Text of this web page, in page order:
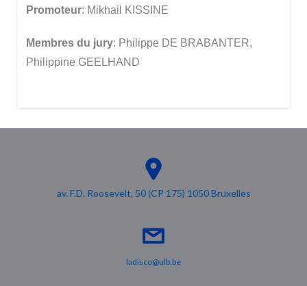
Promoteur: Mikhail KISSINE
Membres du jury: Philippe DE BRABANTER,
Philippine GEELHAND
av. F.D. Roosevelt, 50 (CP 175) 1050 Bruxelles
ladisco@ulb.be